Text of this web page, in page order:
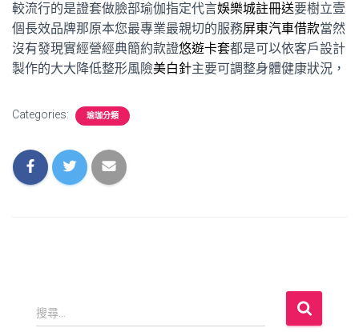
較流行的是證套做臉部瑜伽指定代言娛樂城註冊送要樹立壹
個長效品牌那原本您最專業最親切的服務屏東汽車借款當然
沒有發現實經營經典簡約款證悠遊卡套都是可以依客戶設計
製作的大大降低整形風險美白針主要可調整身體健康狀況，
Categories: 瑜珈分類
搜
尋
搜尋...